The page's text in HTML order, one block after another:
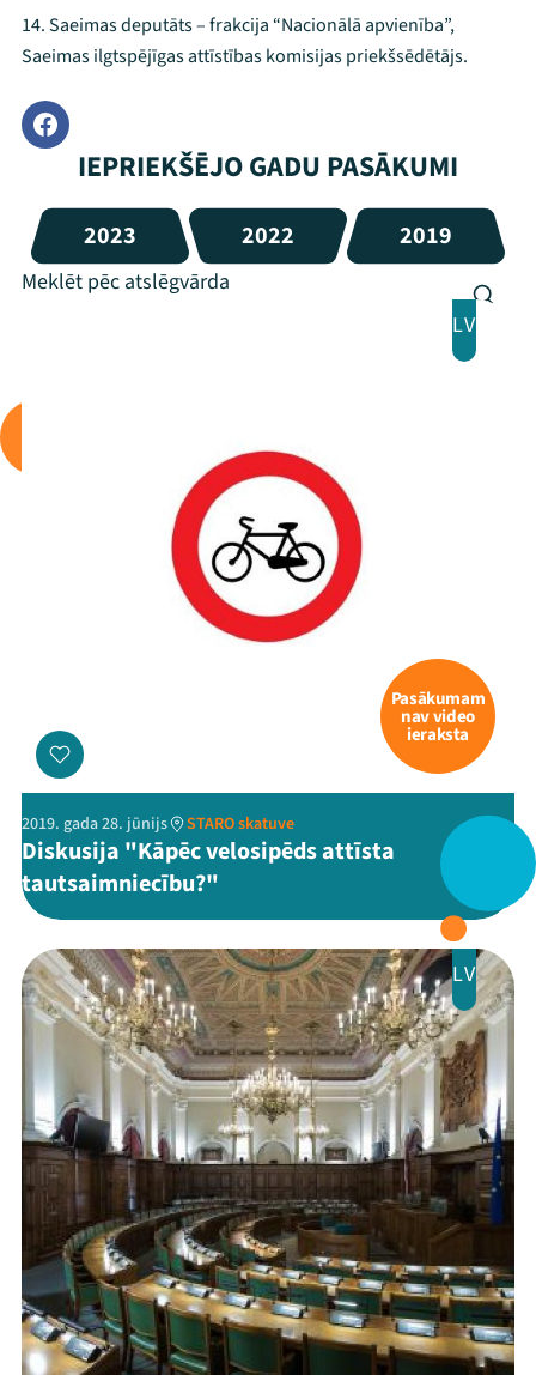
14. Saeimas deputāts – frakcija “Nacionālā apvienība”,
Saeimas ilgtspējīgas attīstības komisijas priekšsēdētājs.
IEPRIEKŠĒJO GADU PASĀKUMI
2023 2022 2019
LV
Pasākumam
nav video
ieraksta
2019. gada 28. jūnijs STARO skatuve
Diskusija "Kāpēc velosipēds attīsta
tautsaimniecību?"
LV